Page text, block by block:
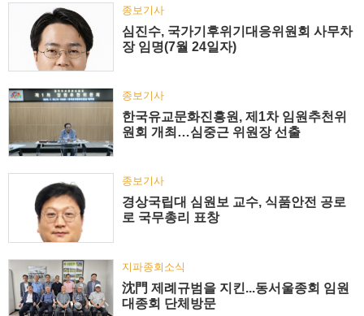
종보기사
심진수, 국가기후위기대응위원회 사무차
장 임명(7월 24일자)
종보기사
한국유교문화진흥원, 제1차 임원추천위
원회 개최…심중근 위원장 선출
종보기사
경상국립대 심원보 교수, 식품안전 공로
로 국무총리 표창
지파종회소식
沈門 제례규범을 지킨...동서울종회 임원
대종회 단체방문